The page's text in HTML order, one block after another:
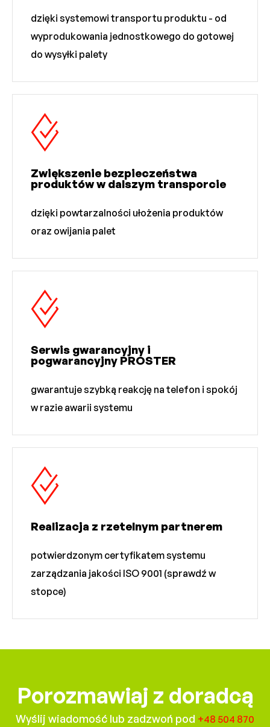
dzięki systemowi transportu produktu - od
wyprodukowania jednostkowego do gotowej
do wysyłki palety
Zwiększenie bezpieczeństwa
produktów w dalszym transporcie
dzięki powtarzalności ułożenia produktów
oraz owijania palet
Serwis gwarancyjny i
pogwarancyjny PROSTER
gwarantuje szybką reakcję na telefon i spokój
w razie awarii systemu
Realizacja z rzetelnym partnerem
potwierdzonym certyfikatem systemu
zarządzania jakości ISO 9001 (sprawdź w
stopce)
Porozmawiaj z doradcą
Wyślij wiadomość lub zadzwoń pod +48 504 870